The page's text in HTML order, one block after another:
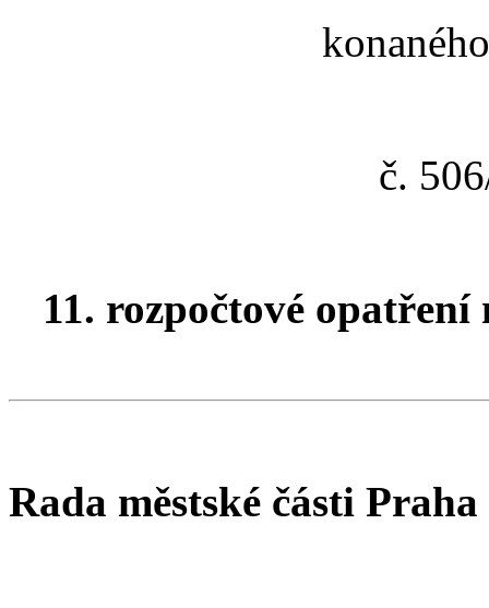
č.
11. rozpočtové opatření
Rada městské části Praha